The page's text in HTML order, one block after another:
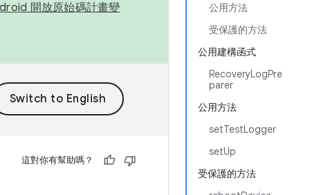
公用方法
受保護的方法
公用建構函式
RecoveryLogPre
parer
公用方法
setTestLogger
setUp
受保護的方法
開放原始碼計畫變
這對你有幫助嗎？